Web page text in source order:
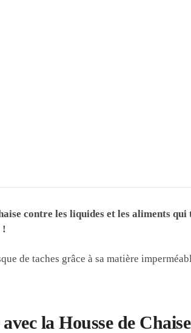
contre les liquides et les aliments
!
de taches grâce à sa matière
la Housse de